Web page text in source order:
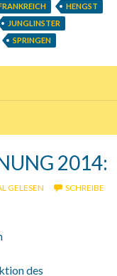
HENGST
JUNGLINSTER
SPRINGEN
2014:
GELESEN
SCHREIBE
des